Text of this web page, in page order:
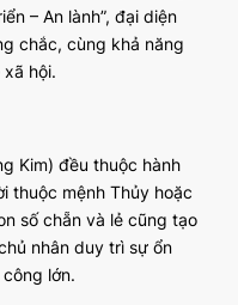
– An lành”, đại diện
chắc, cùng khả năng
hội.
Kim) đều thuộc hành
thuộc mệnh Thủy hoặc
số chẵn và lẻ cũng tạo
nhân duy trì sự ổn
lớn.